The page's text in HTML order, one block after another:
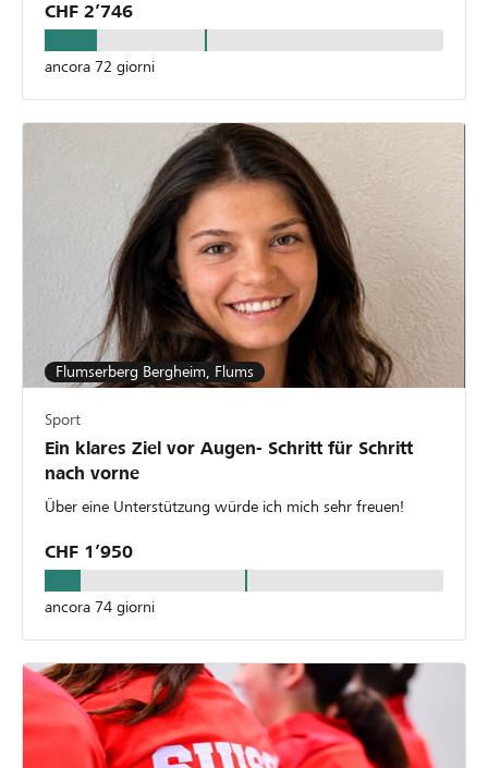
CHF 2’746
ancora 72 giorni
Flumserberg Bergheim, Flums
Sport
Ein klares Ziel vor Augen- Schritt für Schritt
nach vorne
Über eine Unterstützung würde ich mich sehr freuen!
CHF 1’950
ancora 74 giorni